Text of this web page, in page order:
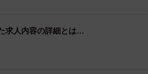
求人内容の詳細とは…